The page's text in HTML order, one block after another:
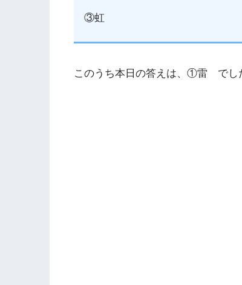
③虹
このうち本日の答えは、①雷 でし